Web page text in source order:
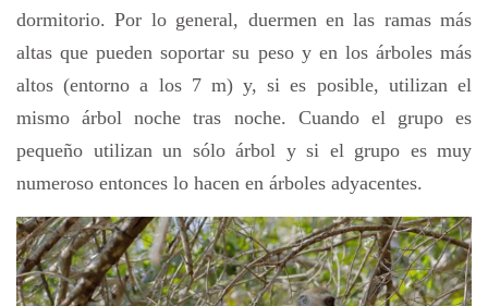
dormitorio. Por lo general, duermen en las ramas más
altas que pueden soportar su peso y en los árboles más
altos (entorno a los 7 m) y, si es posible, utilizan el
mismo árbol noche tras noche. Cuando el grupo es
pequeño utilizan un sólo árbol y si el grupo es muy
numeroso entonces lo hacen en árboles adyacentes.